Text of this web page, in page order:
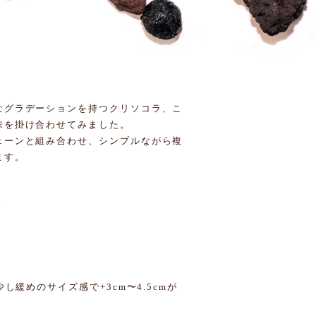
ラデーションを持つクリソコラ、こ
掛け合わせてみました。
ンと組み合わせ、シンプルながら複
。
緩めのサイズ感で+3cm〜4.5cmが